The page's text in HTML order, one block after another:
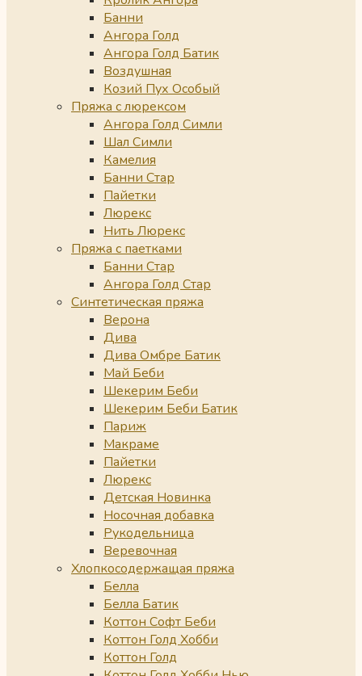
Банни
Ангора Голд
Ангора Голд Батик
Воздушная
Козий Пух Особый
Пряжа с люрексом
Ангора Голд Симли
Шал Симли
Камелия
Банни Стар
Пайетки
Люрекс
Нить Люрекс
Пряжа с паетками
Банни Стар
Ангора Голд Стар
Синтетическая пряжа
Верона
Дива
Дива Омбре Батик
Май Беби
Шекерим Беби
Шекерим Беби Батик
Париж
Макраме
Пайетки
Люрекс
Детская Новинка
Носочная добавка
Рукодельница
Веревочная
Хлопкосодержащая пряжа
Белла
Белла Батик
Коттон Софт Беби
Коттон Голд Хобби
Коттон Голд